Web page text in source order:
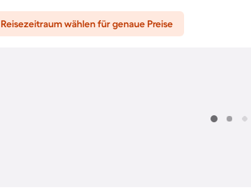
Reisezeitraum wählen für genaue Preise